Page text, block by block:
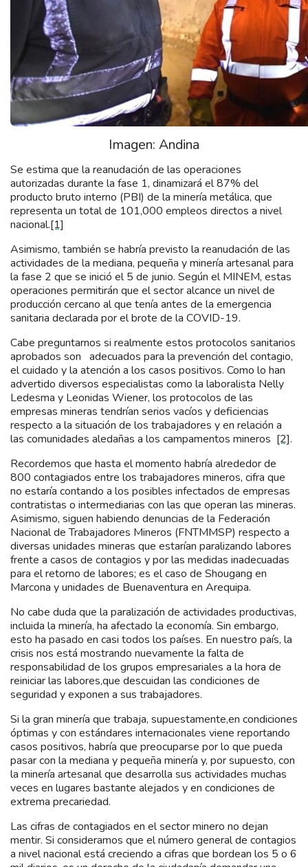
Imagen: Andina
Se estima que la reanudación de las operaciones
autorizadas durante la fase 1, dinamizará el 87% del
producto bruto interno (PBI) de la minería metálica, que
representa un total de 101,000 empleos directos a nivel
nacional.[1]
Asimismo, también se habría previsto la reanudación de las
actividades de la mediana, pequeña y minería artesanal para
la fase 2 que se inició el 5 de junio. Según el MINEM, estas
operaciones permitirán que el sector alcance un nivel de
producción cercano al que tenía antes de la emergencia
sanitaria declarada por el brote de la COVID-19.
Cabe preguntarnos si realmente estos protocolos sanitarios
aprobados son adecuados para la prevención del contagio,
el cuidado y la atención a los casos positivos. Como lo han
advertido diversos especialistas como la laboralista Nelly
Ledesma y Leonidas Wiener, los protocolos de las
empresas mineras tendrían serios vacíos y deficiencias
respecto a la situación de los trabajadores y en relación a
las comunidades aledañas a los campamentos mineros [2].
Recordemos que hasta el momento habría alrededor de
800 contagiados entre los trabajadores mineros, cifra que
no estaría contando a los posibles infectados de empresas
contratistas o intermediarias con las que operan las mineras.
Asimismo, siguen habiendo denuncias de la Federación
Nacional de Trabajadores Mineros (FNTMMSP) respecto a
diversas unidades mineras que estarían paralizando labores
frente a casos de contagios y por las medidas inadecuadas
para el retorno de labores; es el caso de Shougang en
Marcona y unidades de Buenaventura en Arequipa.
No cabe duda que la paralización de actividades productivas,
incluida la minería, ha afectado la economía. Sin embargo,
esto ha pasado en casi todos los países. En nuestro país, la
crisis nos está mostrando nuevamente la falta de
responsabilidad de los grupos empresariales a la hora de
reiniciar las labores,que descuidan las condiciones de
seguridad y exponen a sus trabajadores.
Si la gran minería que trabaja, supuestamente,en condiciones
óptimas y con estándares internacionales viene reportando
casos positivos, habría que preocuparse por lo que pueda
pasar con la mediana y pequeña minería y, por supuesto, con
la minería artesanal que desarrolla sus actividades muchas
veces en lugares bastante alejados y en condiciones de
extrema precariedad.
Las cifras de contagiados en el sector minero no dejan
mentir. Si consideramos que el número general de contagios
a nivel nacional está creciendo a cifras que bordean los 5 o 6